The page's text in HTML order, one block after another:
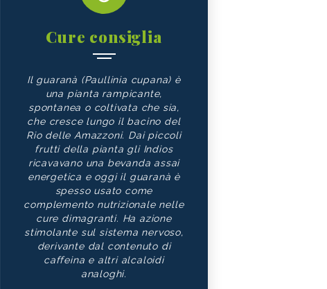
Cure consiglia
Il guaranà (Paullinia cupana) è
una pianta rampicante,
spontanea o coltivata che sia,
che cresce lungo il bacino del
Rio delle Amazzoni. Dai piccoli
frutti della pianta gli Indios
ricavavano una bevanda assai
energetica e oggi il guaranà è
spesso usato come
complemento nutrizionale nelle
cure dimagranti. Ha azione
stimolante sul sistema nervoso,
derivante dal contenuto di
caffeina e altri alcaloidi
analoghi.